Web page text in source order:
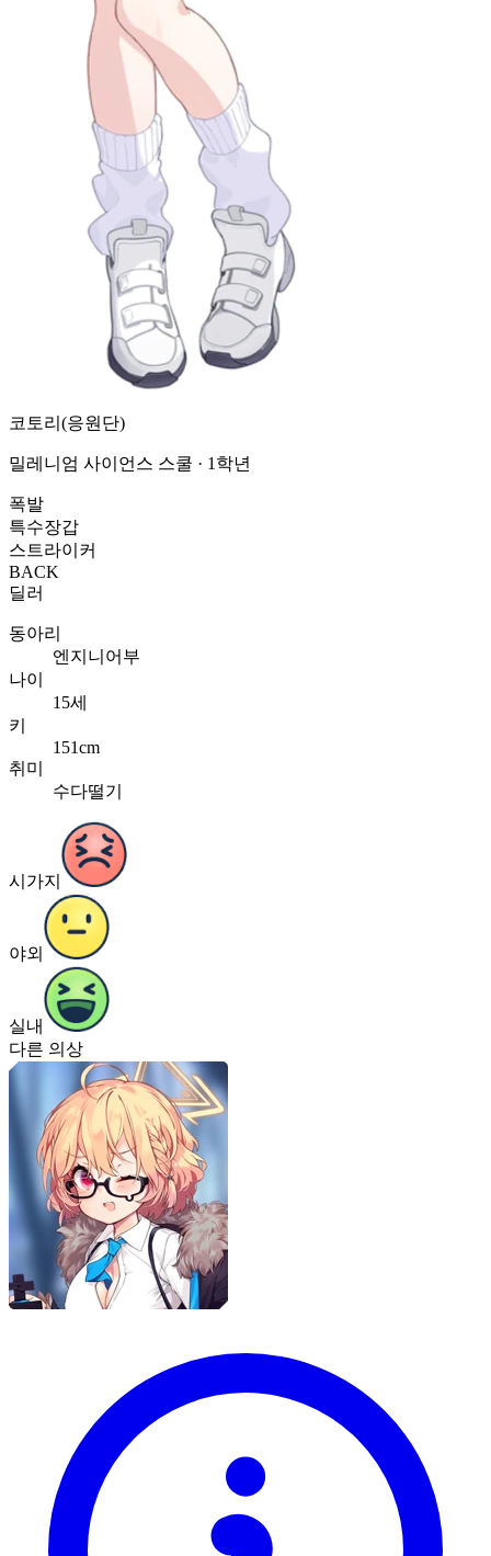
코토리(응원단)
밀레니엄 사이언스 스쿨 · 1학년
폭발
특수장갑
스트라이커
BACK
딜러
동아리
엔지니어부
나이
15세
키
151cm
취미
수다떨기
시가지
야외
실내
다른 의상